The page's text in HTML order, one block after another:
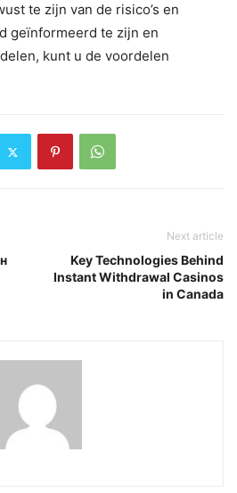
te zijn van de risico’s en
geïnformeerd te zijn en
kunt u de voordelen
Next article
Key Technologies Behind
Instant Withdrawal Casinos
in Canada